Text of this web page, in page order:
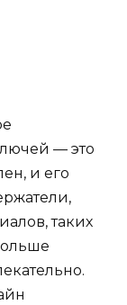
— это
и его
таких